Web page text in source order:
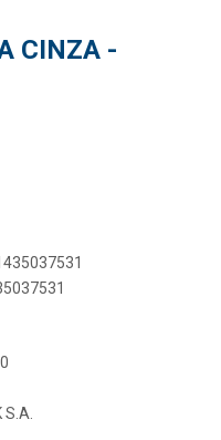
CINZA -
S.A.